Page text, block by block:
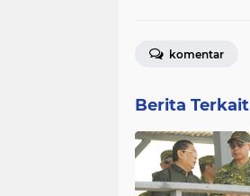
komentar
Berita Terkait